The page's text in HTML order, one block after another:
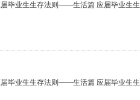
毕业生生存法则——生活篇 应届毕业生生
毕业生生存法则——生活篇 应届毕业生生